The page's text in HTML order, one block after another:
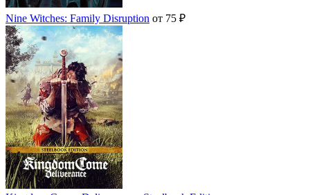
Nine Witches: Family Disruption от 75 ₽